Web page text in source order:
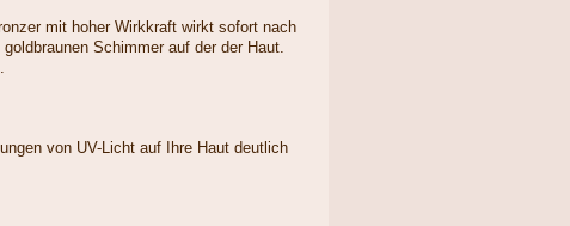
mit hoher Wirkkraft wirkt sofort nach
Schimmer auf der der Haut.
von UV-Licht auf Ihre Haut deutlich